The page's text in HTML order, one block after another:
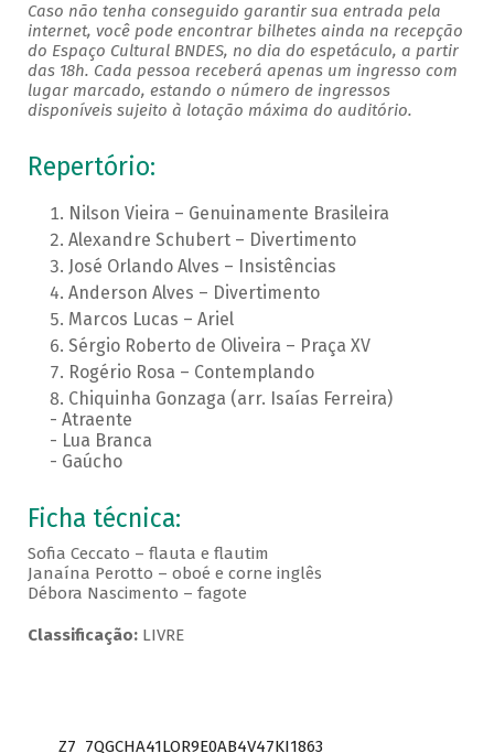
Caso não tenha conseguido garantir sua entrada pela
internet, você pode encontrar bilhetes ainda na recepção
do Espaço Cultural BNDES, no dia do espetáculo, a partir
das 18h. Cada pessoa receberá apenas um ingresso com
lugar marcado, estando o número de ingressos
disponíveis sujeito à lotação máxima do auditório.
Repertório:
Nilson Vieira – Genuinamente Brasileira
Alexandre Schubert – Divertimento
José Orlando Alves – Insistências
Anderson Alves – Divertimento
Marcos Lucas – Ariel
Sérgio Roberto de Oliveira – Praça XV
Rogério Rosa – Contemplando
Chiquinha Gonzaga (arr. Isaías Ferreira)
- Atraente
- Lua Branca
- Gaúcho
Ficha técnica:
Sofia Ceccato – flauta e flautim
Janaína Perotto – oboé e corne inglês
Débora Nascimento – fagote
Classificação:LIVRE
Z7_7QGCHA41LOR9E0AB4V47KI1863